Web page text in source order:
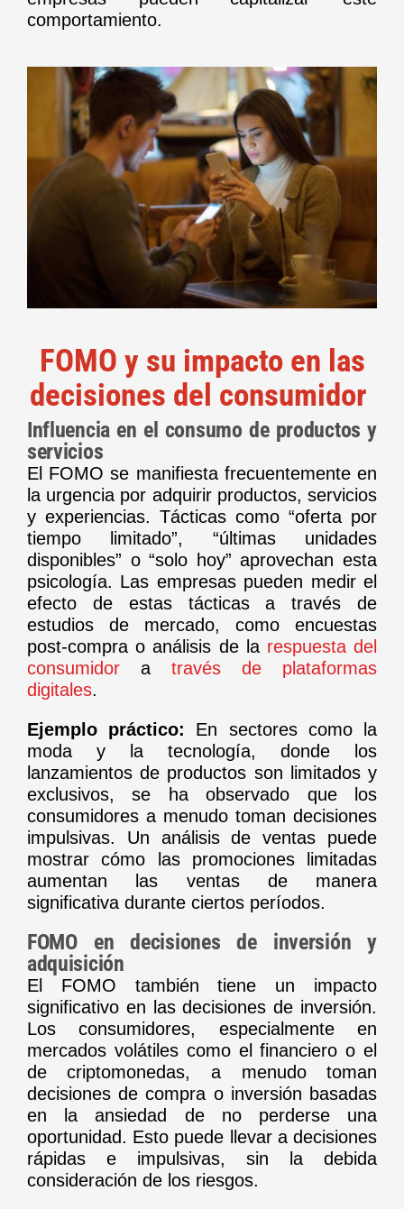
comportamiento.
FOMO y su impacto en las
decisiones del consumidor
Influencia en el consumo de productos y
servicios
El FOMO se manifiesta frecuentemente en
la urgencia por adquirir productos, servicios
y experiencias. Tácticas como “oferta por
tiempo limitado”, “últimas unidades
disponibles” o “solo hoy” aprovechan esta
psicología. Las empresas pueden medir el
efecto de estas tácticas a través de
estudios de mercado, como encuestas
post-compra o análisis de la respuesta del
consumidora través de plataformas
digitales.
Ejemplo práctico:
En sectores como la
moda y la tecnología, donde los
lanzamientos de productos son limitados y
exclusivos, se ha observado que los
consumidores a menudo toman decisiones
impulsivas. Un análisis de ventas puede
mostrar cómo las promociones limitadas
aumentan las ventas de manera
significativa durante ciertos períodos.
FOMO en decisiones de inversión y
adquisición
El FOMO también tiene un impacto
significativo en las decisiones de inversión.
Los consumidores, especialmente en
mercados volátiles como el financiero o el
de criptomonedas, a menudo toman
decisiones de compra o inversión basadas
en la ansiedad de no perderse una
oportunidad. Esto puede llevar a decisiones
rápidas e impulsivas, sin la debida
consideración de los riesgos.